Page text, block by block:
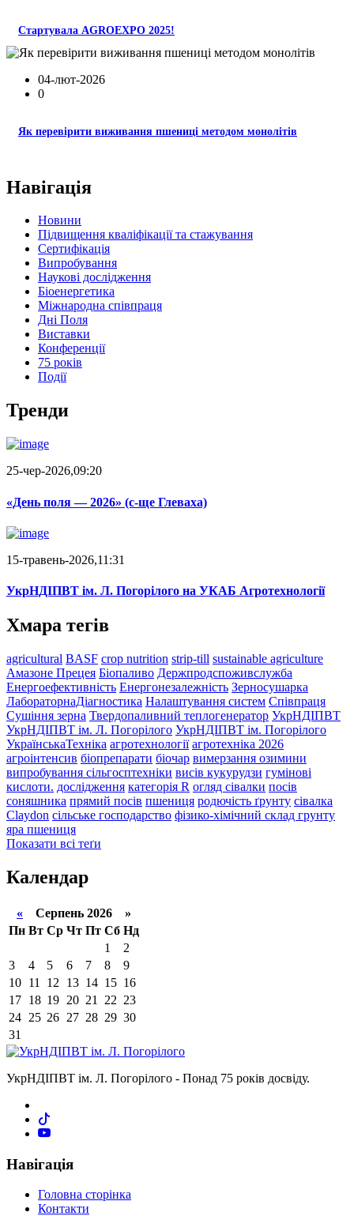
Стартувала AGROEXPO 2025!
04-лют-2026
0
Як перевірити виживання пшениці методом монолітів
Навігація
Новини
Підвищення кваліфікації та стажування
Сертифікація
Випробування
Наукові дослідження
Біоенергетика
Міжнародна співпраця
Дні Поля
Виставки
Конференції
75 років
Події
Тренди
25-чер-2026,09:20
«День поля — 2026» (c-ще Глеваха)
15-травень-2026,11:31
УкрНДІПВТ ім. Л. Погорілого на УКАБ Агротехнології
Хмара тегів
agricultural BASF crop nutrition strip-till sustainable agriculture
Амазоне Прецея Біопаливо Держпродспоживслужба
Енергоефективність Енергонезалежність Зерносушарка
ЛабораторнаДіагностика Налаштування систем Співпраця
Сушіння зерна Твердопаливний теплогенератор УкрНДІПВТ
УкрНДІПВТ ім. Л. Погорілого УкрНДІПВТ ім. Погорілого
УкраїнськаТехніка агротехнології агротехніка 2026
агроінтенсив біопрепарати біочар вимерзання озимини
випробування сільгосптехніки висів кукурудзи гумінові
кислоти. дослідження категорія R огляд сівалки посів
соняшника прямий посів пшениця родючість ґрунту сівалка
Claydon сільське господарство фізико-хімічний склад грунту
яра пшениця
Показати всі теґи
Календар
« Серпень 2026 »
Пн Вт Ср Чт Пт Сб Нд
1
2
3
4 5 6 7 8
9
10 11 12 13 14 15 16
17 18 19 20 21 22 23
24 25 26 27 28 29 30
31
УкрНДІПВТ ім. Л. Погорілого - Понад 75 років досвіду.
Навігація
Головна сторінка
Контакти